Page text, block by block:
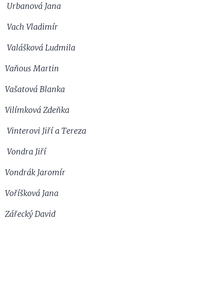
Urbanová Jana
Vach Vladimír
Valášková Ludmila
Vaňous Martin
Vašatová Blanka
Vilímková Zdeňka
Vinterovi Jiří a Tereza
Vondra Jiří
Vondrák Jaromír
Voříšková Jana
Zářecký David